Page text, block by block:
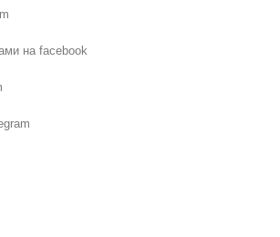
на facebook